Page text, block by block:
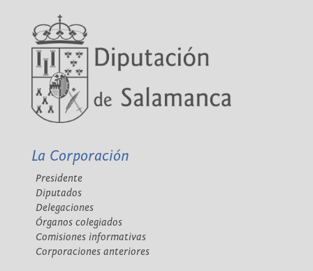
La Corporación
Presidente
Diputados
Delegaciones
Órganos colegiados
Comisiones informativas
Corporaciones anteriores